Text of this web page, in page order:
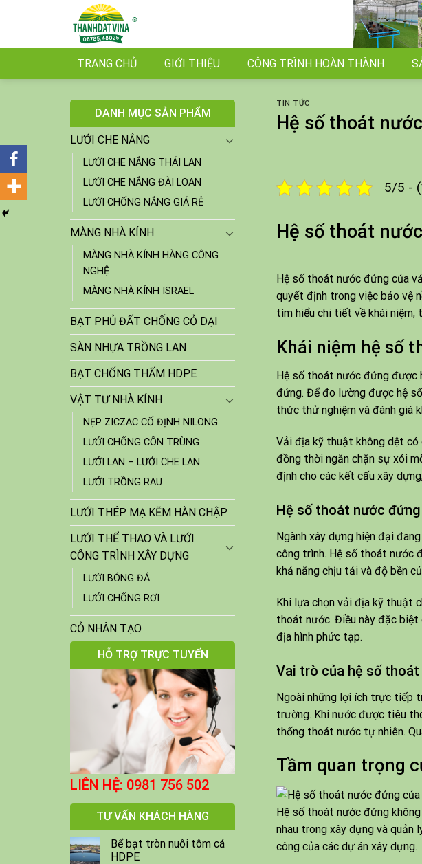
TRANG CHỦ
GIỚI THIỆU CÔNG TRÌNH HOÀN THÀNH
DANH MỤC SẢN PHẨM
LƯỚI CHE NẮNG
LƯỚI CHE NẮNG THÁI LAN
LƯỚI CHE NẮNG ĐÀI LOAN
LƯỚI CHỐNG NẮNG GIÁ RẺ
MÀNG NHÀ KÍNH
MÀNG NHÀ KÍNH HÀNG CÔNG
NGHỆ
MÀNG NHÀ KÍNH ISRAEL
BẠT PHỦ ĐẤT CHỐNG CỎ DẠI
SÀN NHỰA TRỒNG LAN
BẠT CHỐNG THẤM HDPE
VẬT TƯ NHÀ KÍNH
NẸP ZICZAC CỐ ĐỊNH NILONG
LƯỚI CHỐNG CÔN TRÙNG
LƯỚI LAN – LƯỚI CHE LAN
LƯỚI TRỒNG RAU
LƯỚI THÉP MẠ KẼM HÀN CHẬP
LƯỚI THỂ THAO VÀ LƯỚI
CÔNG TRÌNH XÂY DỰNG
LƯỚI BÓNG ĐÁ
LƯỚI CHỐNG RƠI
CỎ NHÂN TẠO
HỖ TRỢ TRỰC TUYẾN
LIÊN HỆ: 0981 756 502
TƯ VẤN KHÁCH HÀNG
Bể bạt tròn nuôi tôm cá
HDPE
TIN TỨC
Hệ số thoát
5/5 -
Hệ số thoát
Hệ số thoát nước đứng của
quyết định trong việc bảo vệ
tìm hiểu chi tiết về khái niệm,
Khái niệm hệ số
Hệ số thoát nước đứng được
đứng. Để đo lường được hệ
thức thử nghiệm và đánh giá
Vải địa kỹ thuật không dệt có
đồng thời ngăn chặn sự xói
định cho các kết cấu xây
Hệ số thoát nước
Ngành xây dựng hiện đại
công trình. Hệ số thoát nước
khả năng chịu tải và độ bền
Khi lựa chọn vải địa kỹ thuật
thoát nước. Điều này đặc biệt
địa hình phức tạp.
Vai trò của hệ số
Ngoài những lợi ích trực tiếp
trường. Khi nước được tiêu
thống thoát nước tự nhiên.
Tầm quan trọng
Hệ số thoát nước đứng
nhau trong xây dựng và quản
công của các dự án xây dựng.